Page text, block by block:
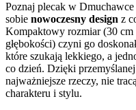
Poznaj plecak w
sobie nowoczesny design z
Kompaktowy rozmiar (30
głębokości) czyni go
które szukają lekkiego, a
co dzień. Dzięki
najważniejsze rzeczy, nie
charakteru i stylu.